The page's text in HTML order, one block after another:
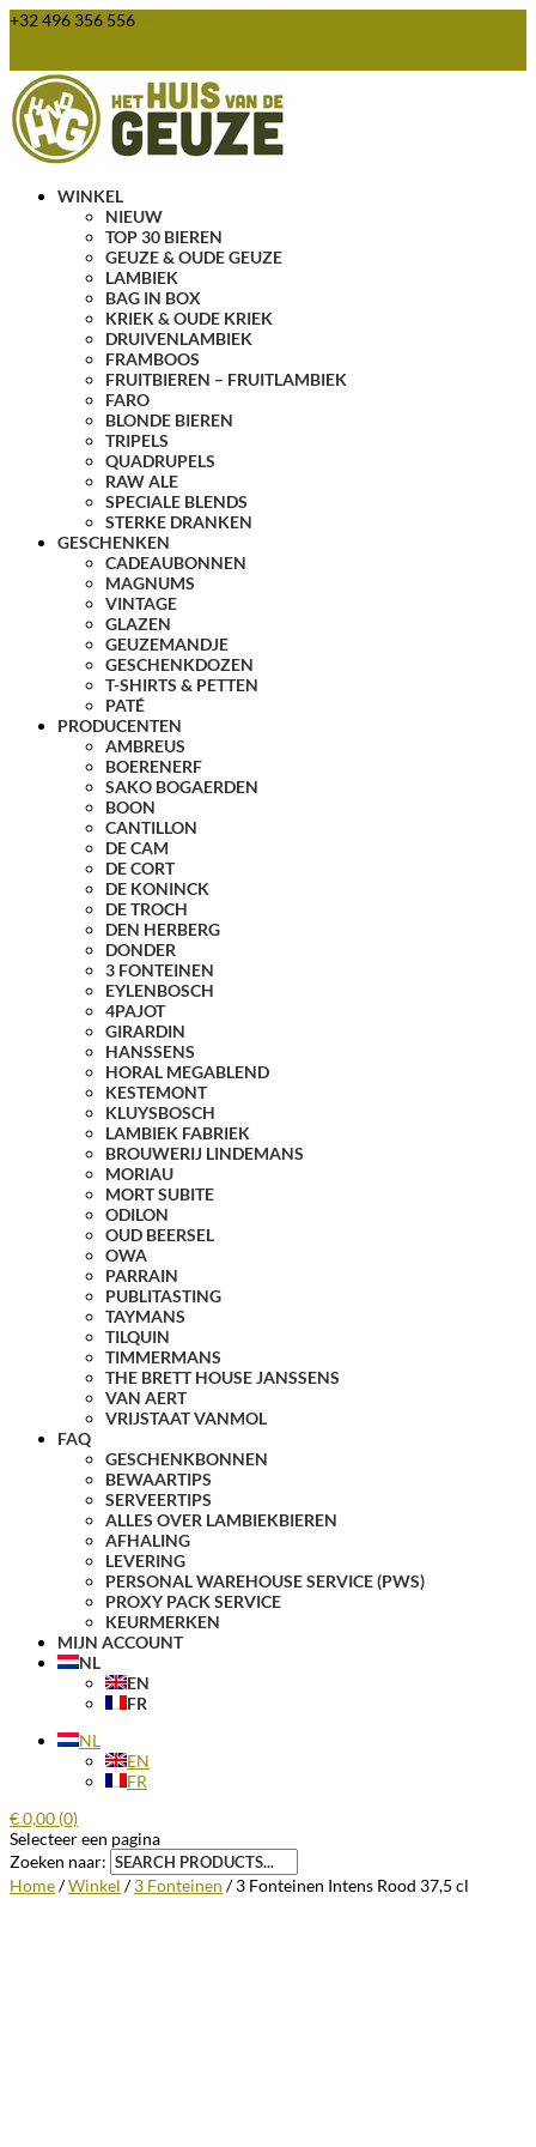
+32 496 356 556
WINKEL
NIEUW
TOP 30 BIEREN
GEUZE & OUDE GEUZE
LAMBIEK
BAG IN BOX
KRIEK & OUDE KRIEK
DRUIVENLAMBIEK
FRAMBOOS
FRUITBIEREN – FRUITLAMBIEK
FARO
BLONDE BIEREN
TRIPELS
QUADRUPELS
RAW ALE
SPECIALE BLENDS
STERKE DRANKEN
GESCHENKEN
CADEAUBONNEN
MAGNUMS
VINTAGE
GLAZEN
GEUZEMANDJE
GESCHENKDOZEN
T-SHIRTS & PETTEN
PATÉ
PRODUCENTEN
AMBREUS
BOERENERF
SAKO BOGAERDEN
BOON
CANTILLON
DE CAM
DE CORT
DE KONINCK
DE TROCH
DEN HERBERG
DONDER
3 FONTEINEN
EYLENBOSCH
4PAJOT
GIRARDIN
HANSSENS
HORAL MEGABLEND
KESTEMONT
KLUYSBOSCH
LAMBIEK FABRIEK
BROUWERIJ LINDEMANS
MORIAU
MORT SUBITE
ODILON
OUD BEERSEL
OWA
PARRAIN
PUBLITASTING
TAYMANS
TILQUIN
TIMMERMANS
THE BRETT HOUSE JANSSENS
VAN AERT
VRIJSTAAT VANMOL
FAQ
GESCHENKBONNEN
BEWAARTIPS
SERVEERTIPS
ALLES OVER LAMBIEKBIEREN
AFHALING
LEVERING
PERSONAL WAREHOUSE SERVICE (PWS)
PROXY PACK SERVICE
KEURMERKEN
MIJN ACCOUNT
NL
EN
FR
NL
EN
FR
€0,00 (0)
Selecteer een pagina
Zoeken naar:
Home/Winkel /3 Fonteinen / 3 Fonteinen Intens Rood 37,5 cl